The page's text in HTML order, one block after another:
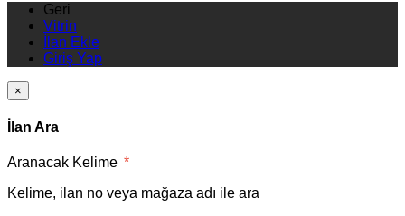
Geri
Vitrin
İlan Ekle
Giriş Yap
×
İlan Ara
Aranacak Kelime *
Kelime, ilan no veya mağaza adı ile ara